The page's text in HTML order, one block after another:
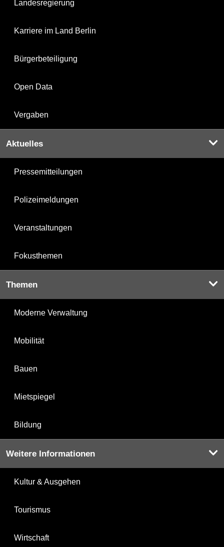
Landesregierung
Karriere im Land Berlin
Bürgerbeteiligung
Open Data
Vergaben
Aktuelles
Pressemitteilungen
Polizeimeldungen
Veranstaltungen
Fokusthemen
Themen
Moderne Verwaltung
Mobilität
Bauen
Mietspiegel
Bildung
Weitere Informationen
Kultur & Ausgehen
Tourismus
Wirtschaft